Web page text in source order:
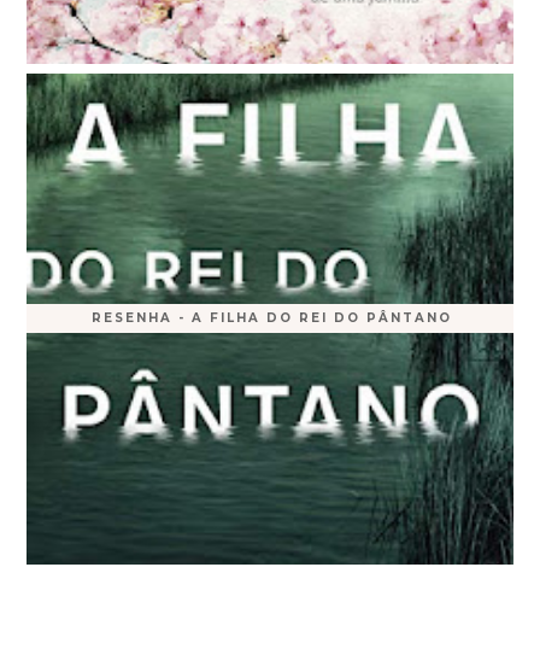
RESENHA - A FILHA DO REI DO PÂNTANO